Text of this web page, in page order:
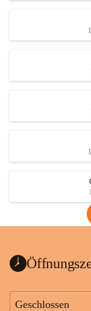
Geschlossen